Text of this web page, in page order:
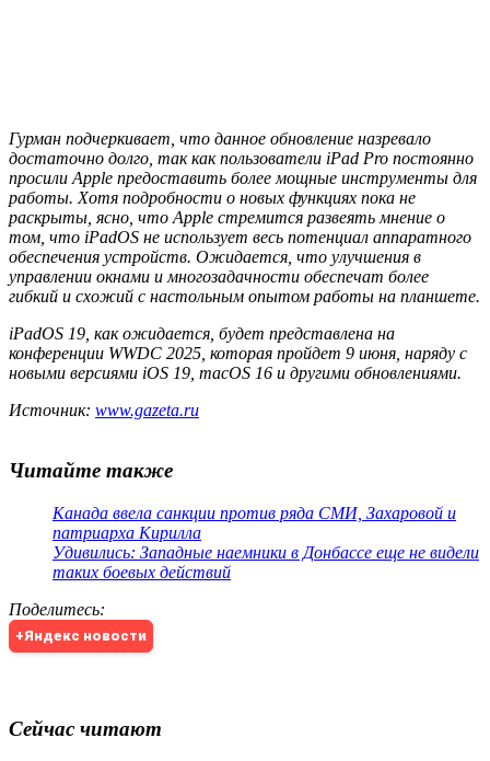
Гурман подчеркивает, что данное обновление назревало
достаточно долго, так как пользователи iPad Pro постоянно
просили Apple предоставить более мощные инструменты для
работы. Хотя подробности о новых функциях пока не
раскрыты, ясно, что Apple стремится развеять мнение о
том, что iPadOS не использует весь потенциал аппаратного
обеспечения устройств. Ожидается, что улучшения в
управлении окнами и многозадачности обеспечат более
гибкий и схожий с настольным опытом работы на планшете.
iPadOS 19, как ожидается, будет представлена на
конференции WWDC 2025, которая пройдет 9 июня, наряду с
новыми версиями iOS 19, macOS 16 и другими обновлениями.
Источник: www.gazeta.ru
Читайте также
Канада ввела санкции против ряда СМИ, Захаровой и
патриарха Кирилла
Удивились: Западные наемники в Донбассе еще не видели
таких боевых действий
Поделитесь:
+Яндекс новости
Сейчас читают